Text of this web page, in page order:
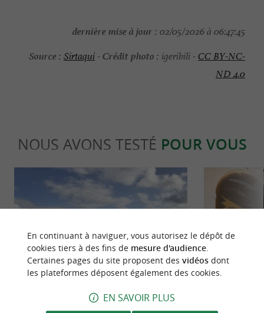
dernière mise à jour : 02/05/2026 à 06:47:45
Source : Sirtaqui-Crédit photo : igeribili -CC BY-NC-
ND 4.0
NOUS AVONS TESTÉ POUR VOUS
Sokoa Piscine & Spa, le spécialiste des
Détente
En continuant à naviguer, vous autorisez le dépôt de
cookies tiers à des fins de mesure d'audience.
Certaines pages du site proposent des vidéosdont
les plateformes déposent également des cookies.
EN SAVOIR PLUS